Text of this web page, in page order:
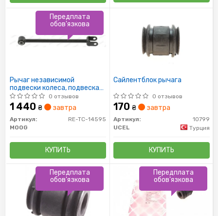
Рычаг независимой
подвески колеса, подвеска
колеса
0 отзывов
1 440 ₴ завтра
Артикул:
RE-TC-14595
MOOG
КУПИТЬ
Передплата
обов'язкова
Сайлентблок рычага
0 отзывов
170 ₴ завтра
Артикул:
10799
UCEL
Турция
КУПИТЬ
Передплата
обов'язкова
Передплата
обов'язкова